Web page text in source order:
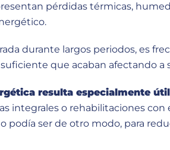
pérdidas térmicas,
durante largos periodos, es
que acaban afectando a
resulta especialmente útil
integrales o rehabilitaciones con
podía ser de otro modo, para